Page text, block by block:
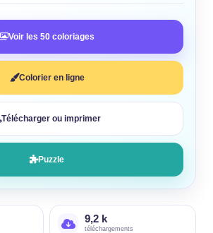
Voir les 50 coloriages
Colorier en ligne
Télécharger ou imprimer
Puzzle
9,2 k
téléchargements